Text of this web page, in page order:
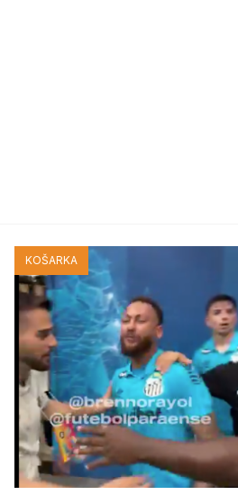
KOŠARKA